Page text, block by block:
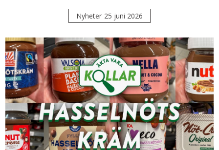
Nyheter 25 juni 2026